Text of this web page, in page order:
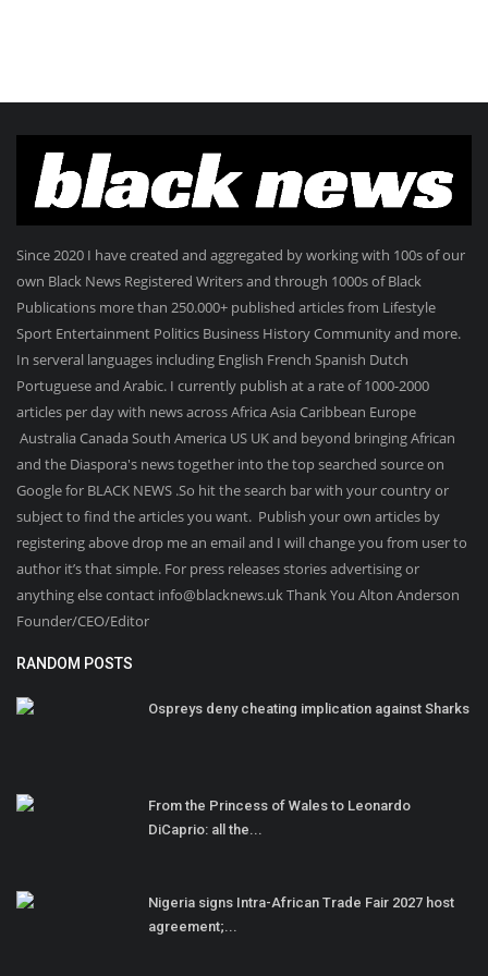
Since 2020 I have created and aggregated by working with 100s of our
own Black News Registered Writers and through 1000s of Black
Publications more than 250.000+ published articles from Lifestyle
Sport Entertainment Politics Business History Community and more.
In serveral languages including English French Spanish Dutch
Portuguese and Arabic. I currently publish at a rate of 1000-2000
articles per day with news across Africa Asia Caribbean Europe
Australia Canada South America US UK and beyond bringing African
and the Diaspora's news together into the top searched source on
Google for BLACK NEWS .So hit the search bar with your country or
subject to find the articles you want. Publish your own articles by
registering above drop me an email and I will change you from user to
author it’s that simple. For press releases stories advertising or
anything else contact info@blacknews.uk Thank You Alton Anderson
Founder/CEO/Editor
RANDOM POSTS
Ospreys deny cheating implication against Sharks
From the Princess of Wales to Leonardo
DiCaprio: all the...
Nigeria signs Intra-African Trade Fair 2027 host
agreement;...